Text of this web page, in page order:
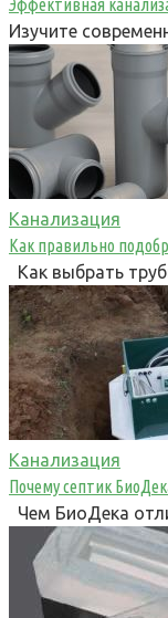
Эффективная
Изучите
Канализация
Как правильно
Как выбрать
Канализация
Почему септик
Чем БиоДека